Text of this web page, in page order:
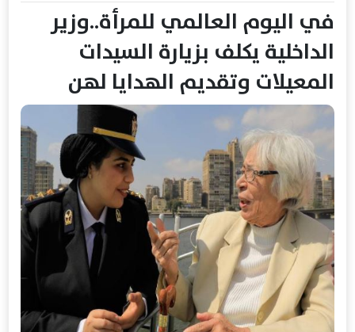
في اليوم العالمي للمرأة..وزير
الداخلية يكلف بزيارة السيدات
المعيلات وتقديم الهدايا لهن